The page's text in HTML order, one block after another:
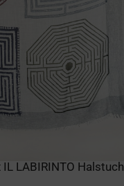
IL LABIRINTO Halstuch